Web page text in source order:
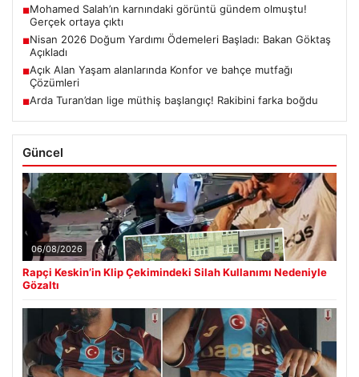
■Mohamed Salah’ın karnındaki görüntü gündem olmuştu!
Gerçek ortaya çıktı
■Nisan 2026 Doğum Yardımı Ödemeleri Başladı: Bakan Göktaş
Açıkladı
■Açık Alan Yaşam alanlarında Konfor ve bahçe mutfağı
Çözümleri
■Arda Turan’dan lige müthiş başlangıç! Rakibini farka boğdu
Güncel
06/08/2026
Rapçi Keskin’in Klip Çekimindeki Silah Kullanımı Nedeniyle
Gözaltı